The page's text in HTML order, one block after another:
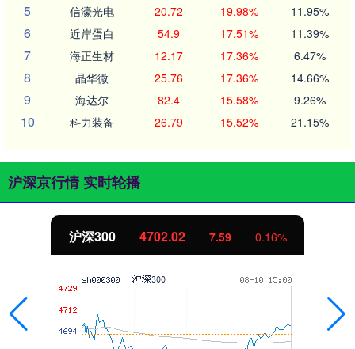
5 信濠光电 20.72 19.98% 11.95%
6 近岸蛋白 54.9 17.51% 11.39%
7 海正生材 12.17 17.36% 6.47%
8 晶华微 25.76 17.36% 14.66%
9 海达尔 82.4 15.58% 9.26%
10 科力装备 26.79 15.52% 21.15%
沪深京行情 实时轮播
北证50 1122.88 -11.37 -1.00%